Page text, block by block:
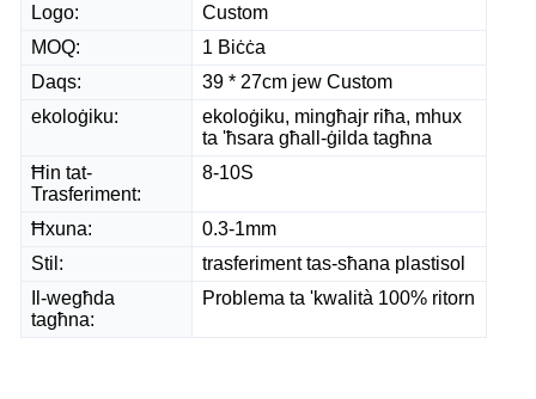
Logo:
Custom
MOQ:
1 Biċċa
Daqs:
39 * 27cm jew Custom
ekoloġiku:
ekoloġiku, mingħajr riħa, mhux
ta 'ħsara għall-ġilda tagħna
Ħin tat-
Trasferiment:
8-10S
Ħxuna:
0.3-1mm
Stil:
trasferiment tas-sħana plastisol
Il-wegħda
tagħna:
Problema ta 'kwalità 100% ritorn